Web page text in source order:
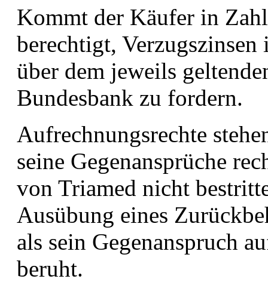
Kommt der Käufer in
berechtigt,
über dem jeweils
Bundesbank zu fordern.
Aufrechnungsrechte
seine Gegenansprüche
von Triamed nicht
Ausübung eines
als sein Gegenanspruch
beruht.